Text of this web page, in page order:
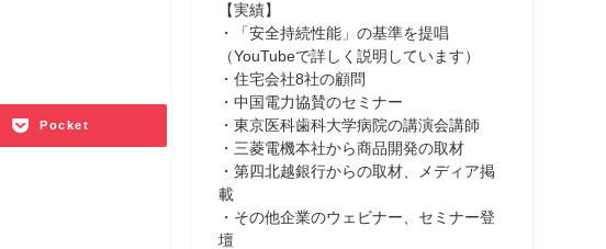
Pocket
【実績】
・「安全持続性能」の基準を提唱
（YouTubeで詳しく説明しています）
・住宅会社8社の顧問
・中国電力協賛のセミナー
・東京医科歯科大学病院の講演会講師
・三菱電機本社から商品開発の取材
・第四北越銀行からの取材、メディア掲
載
・その他企業のウェビナー、セミナー登
壇